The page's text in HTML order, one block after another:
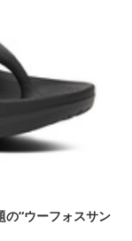
の“ウーフォスサン